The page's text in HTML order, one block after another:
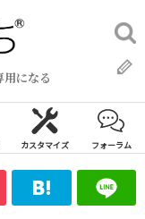
になる
検
索:
カスタマイズ フォーラム